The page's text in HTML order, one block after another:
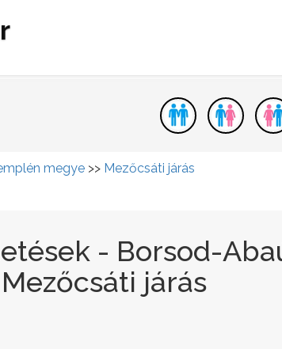
megye >> Mezőcsáti járás
- Borsod-
járás